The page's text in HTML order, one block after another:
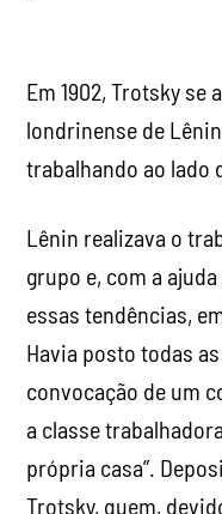
Em 1902, Trotsky se
londrinense de
trabalhando ao lado
Lênin realizava o
grupo e, com a
essas tendências,
Havia posto todas
convocação de um
a classe
própria casa”.
Trotsky, quem,